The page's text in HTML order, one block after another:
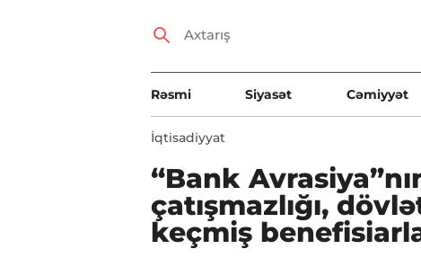
Rəsmi Siyasət Cəmiyyət
İqtisadiyyat
“Bank
çatışmazlığı,
keçmiş